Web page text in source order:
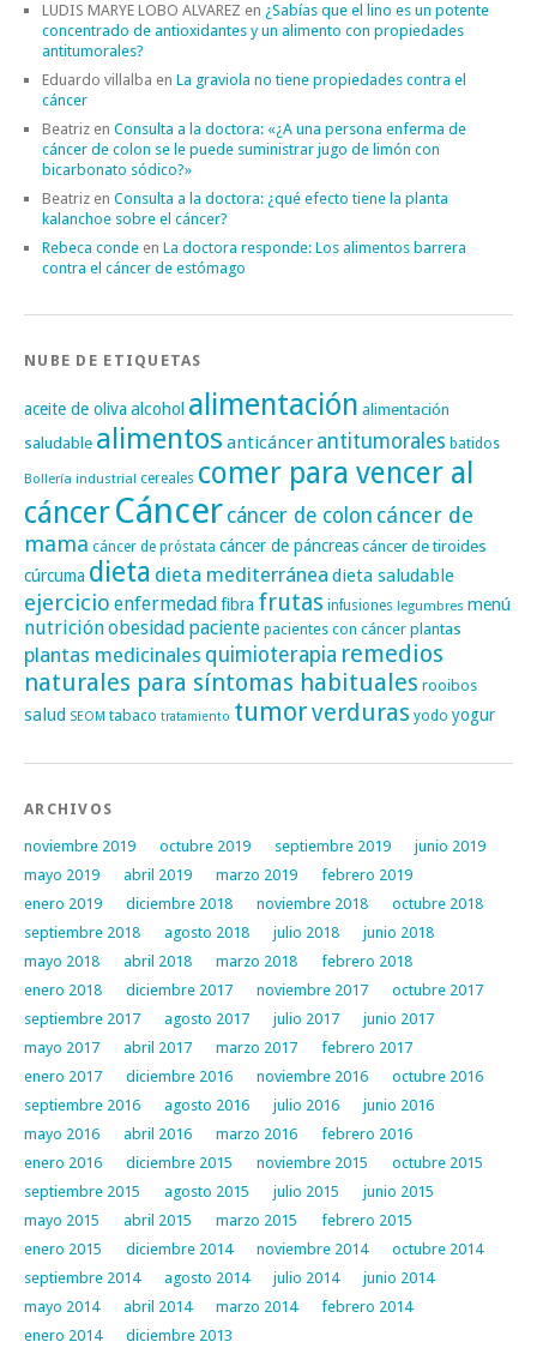
LUDIS MARYE LOBO ALVAREZ en ¿Sabías que el lino es un potente
concentrado de antioxidantes y un alimento con propiedades
antitumorales?
Eduardo villalba en La graviola no tiene propiedades contra el
cáncer
Beatriz en Consulta a la doctora: «¿A una persona enferma de
cáncer de colon se le puede suministrar jugo de limón con
bicarbonato sódico?»
Beatriz en Consulta a la doctora: ¿qué efecto tiene la planta
kalanchoe sobre el cáncer?
Rebeca conde en La doctora responde: Los alimentos barrera
contra el cáncer de estómago
NUBE DE ETIQUETAS
aceite de oliva alcohol alimentación alimentación
saludable alimentos anticáncer antitumorales batidos
Bollería industrial cereales comer para vencer al
cáncerCáncer cáncer de colon cáncer de
mama cáncer de próstata cáncer de páncreascáncer de tiroides
cúrcuma dieta dieta mediterránea dieta saludable
ejercicio enfermedadfibra frutas infusiones legumbres menú
nutriciónobesidad paciente pacientes con cáncer plantas
plantas medicinales quimioterapia remedios
naturales para síntomas habituales rooibos
salud SEOM tabaco tratamiento tumorverduras yodo yogur
ARCHIVOS
noviembre 2019 octubre 2019 septiembre 2019
junio 2019
mayo 2019
abril 2019 marzo 2019
febrero 2019
enero 2019
diciembre 2018 noviembre 2018
octubre 2018
septiembre 2018
agosto 2018 julio 2018
junio 2018
mayo 2018
abril 2018 marzo 2018
febrero 2018
enero 2018
diciembre 2017 noviembre 2017
octubre 2017
septiembre 2017
agosto 2017 julio 2017
junio 2017
mayo 2017
abril 2017 marzo 2017
febrero 2017
enero 2017
diciembre 2016 noviembre 2016
octubre 2016
septiembre 2016
agosto 2016 julio 2016
junio 2016
mayo 2016
abril 2016 marzo 2016
febrero 2016
enero 2016
diciembre 2015 noviembre 2015
octubre 2015
septiembre 2015
agosto 2015 julio 2015
junio 2015
mayo 2015
abril 2015 marzo 2015
febrero 2015
enero 2015
diciembre 2014 noviembre 2014
octubre 2014
septiembre 2014
agosto 2014 julio 2014
junio 2014
mayo 2014
abril 2014 marzo 2014
febrero 2014
enero 2014
diciembre 2013